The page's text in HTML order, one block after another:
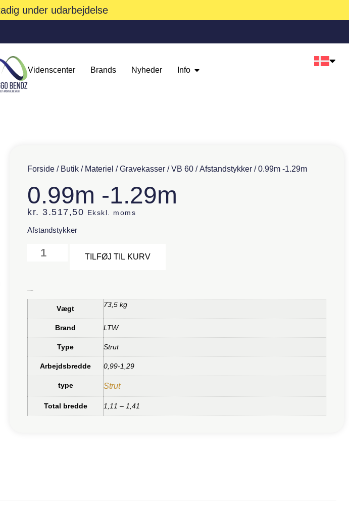
under udarbejdelse
Videnscenter Brands Nyheder Info
Forside / Butik / Materiel /Gravekasser /VB 60 /Afstandstykker / 0.99m -1.29m
0.99m -1.29m
kr. 3.517,50 Ekskl. moms
Afstandstykker
TILFØJ TIL KURV
Vægt 73,5 kg
Brand LTW
Type Strut
Arbejdsbredde 0,99-1,29
type Strut
Total bredde 1,11 – 1,41